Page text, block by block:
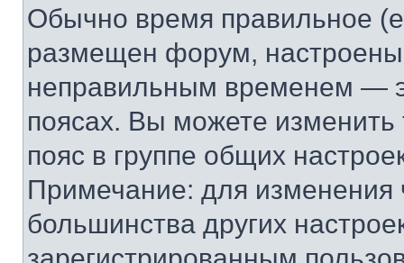
Обычно время правильное
размещен форум, настроены
неправильным временем —
поясах. Вы можете изменить
пояс в группе общих
Примечание: для изменения
большинства других